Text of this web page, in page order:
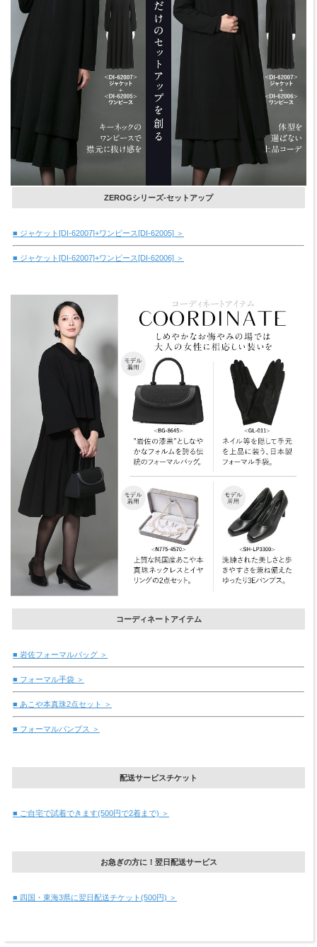
ZEROGシリーズ-セットアップ
■ ジャケット[DI-62007]+ワンピース[DI-62005] ＞
■ ジャケット[DI-62007]+ワンピース[DI-62006] ＞
コーディネートアイテム
■ 岩佐フォーマルバッグ ＞
■ フォーマル手袋 ＞
■ あこや本真珠2点セット ＞
■ フォーマルパンプス ＞
配送サービスチケット
■ ご自宅で試着できます(500円で2着まで) ＞
お急ぎの方に！翌日配送サービス
■ 四国・東海3県に翌日配送チケット(500円) ＞